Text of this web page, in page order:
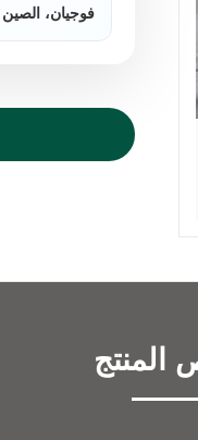
فوجيان، الصين
المنتج